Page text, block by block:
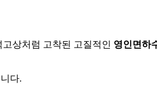
상처럼 고착된 고질적인 영인면하
다.